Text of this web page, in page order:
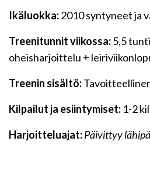
Ikäluokka:2010 syntyneet ja
Treenitunnit viikossa:5,5
oheisharjoittelu +
Treenin sisältö:
Kilpailut ja esiintymiset: 1-2
Harjoitteluajat:Päivittyy